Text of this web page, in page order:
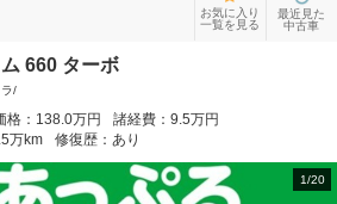
お気に入り
一覧を見る
最近見た
中古車
660 ターボ
/
格： 138.0万円 諸経費： 9.5万円
万km 修復歴： あり
1/20